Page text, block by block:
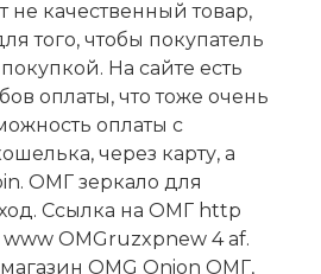
не качественный товар,
того, чтобы покупатель
На сайте есть
оплаты, что тоже очень
оплаты с
через карту, а
ОМГ зеркало для
Ссылка на ОМГ http
OMGruzxpnew 4 af.
OMG Onion ОМГ,